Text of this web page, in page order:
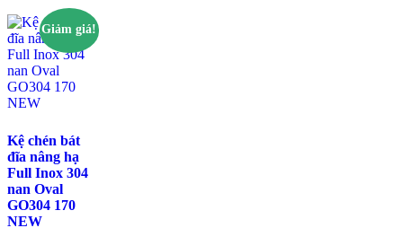
Giảm giá!
Kệ chén bát
đĩa nâng hạ
Full Inox 304
nan Oval
GO304 170
NEW